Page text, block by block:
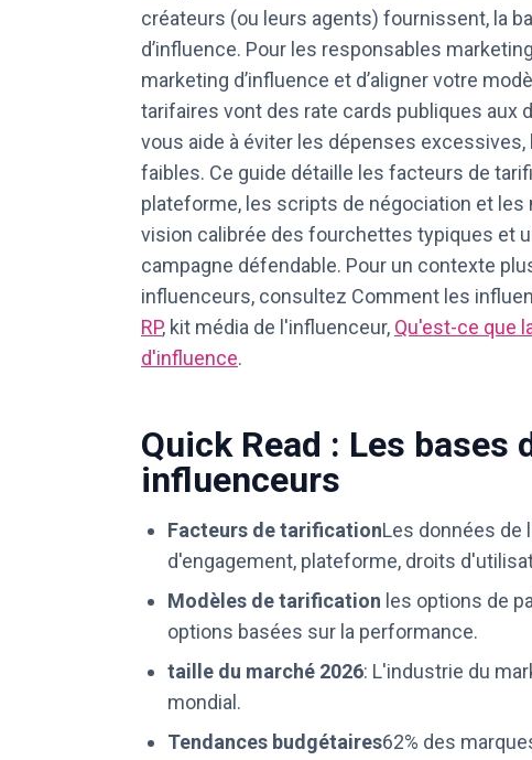
créateurs (ou leurs agents) fournissent, la
d’influence. Pour les responsables
marketing d’influence et d’aligner votre
tarifaires vont des rate cards publiques
vous aide à éviter les dépenses
faibles. Ce guide détaille les facteurs de
plateforme, les scripts de négociation et les
vision calibrée des fourchettes typiques et
campagne défendable. Pour un contexte
influenceurs, consultez Comment les
RP, kit média de l'influenceur, Qu'est-ce que
d'influence.
Quick Read : Les
influenceurs
Facteurs de tarificationLes données de
d'engagement, plateforme, droits
Modèles de tarification les options de
options basées sur la performance.
taille du marché 2026: L'industrie du
mondial.
Tendances budgétaires62% des